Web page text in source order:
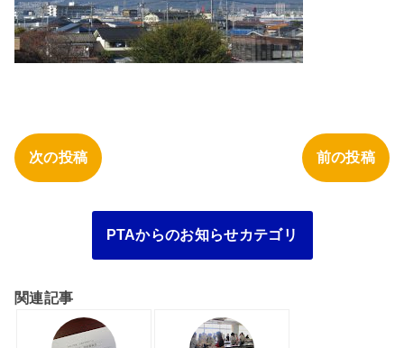
次の投稿 前の投稿
PTAからのお知らせカテゴリ
関連記事